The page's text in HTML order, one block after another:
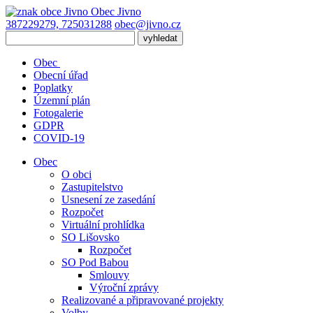
Obec Jivno
387229279, 725031288 obec@jivno.cz
Obec
Obecní úřad
Poplatky
Územní plán
Fotogalerie
GDPR
COVID-19
Obec
O obci
Zastupitelstvo
Usnesení ze zasedání
Rozpočet
Virtuální prohlídka
SO Lišovsko
Rozpočet
SO Pod Babou
Smlouvy
Výroční zprávy
Realizované a připravované projekty